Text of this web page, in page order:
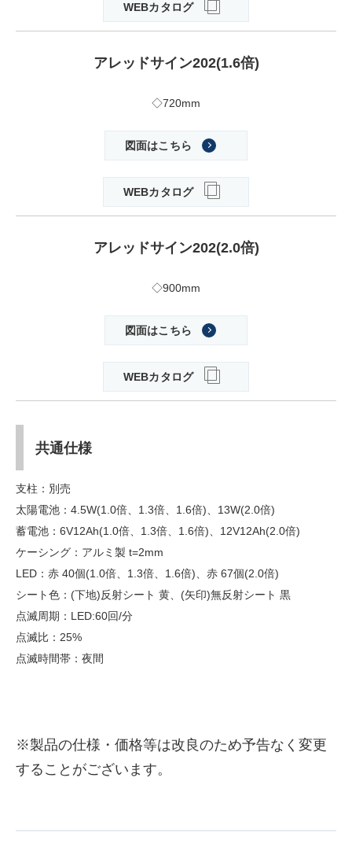
WEBカタログ
アレッドサイン202(1.6倍)
◇720mm
図面はこちら
WEBカタログ
アレッドサイン202(2.0倍)
◇900mm
図面はこちら
WEBカタログ
共通仕様
支柱：別売
太陽電池：4.5W(1.0倍、1.3倍、1.6倍)、13W(2.0倍)
蓄電池：6V12Ah(1.0倍、1.3倍、1.6倍)、12V12Ah(2.0倍)
ケーシング：アルミ製 t=2mm
LED：赤 40個(1.0倍、1.3倍、1.6倍)、赤 67個(2.0倍)
シート色：(下地)反射シート 黄、(矢印)無反射シート 黒
点滅周期：LED:60回/分
点滅比：25%
点滅時間帯：夜間
※製品の仕様・価格等は改良のため予告なく変更
することがございます。